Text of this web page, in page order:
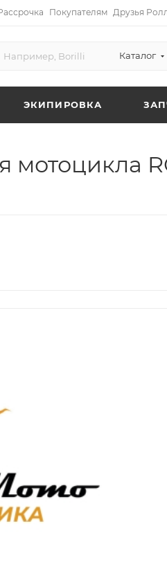
Покупателям Друзья
Каталог
ЭКИПИРОВКА